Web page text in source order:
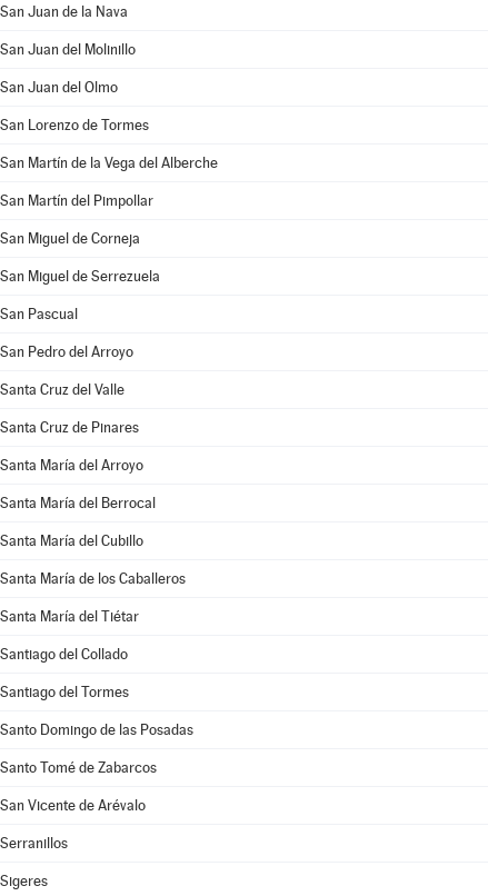
San Juan de la Nava
San Juan del Molinillo
San Juan del Olmo
San Lorenzo de Tormes
San Martín de la Vega del Alberche
San Martín del Pimpollar
San Miguel de Corneja
San Miguel de Serrezuela
San Pascual
San Pedro del Arroyo
Santa Cruz del Valle
Santa Cruz de Pinares
Santa María del Arroyo
Santa María del Berrocal
Santa María del Cubillo
Santa María de los Caballeros
Santa María del Tiétar
Santiago del Collado
Santiago del Tormes
Santo Domingo de las Posadas
Santo Tomé de Zabarcos
San Vicente de Arévalo
Serranillos
Sigeres